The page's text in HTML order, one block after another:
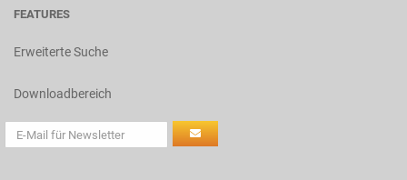
FEATURES
Erweiterte Suche
Downloadbereich